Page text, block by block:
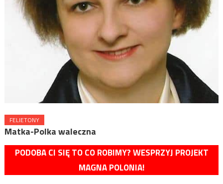
FELIETONY
Matka-Polka waleczna
PODOBA CI SIĘ TO CO ROBIMY? WESPRZYJ PROJEKT
MAGNA POLONIA!